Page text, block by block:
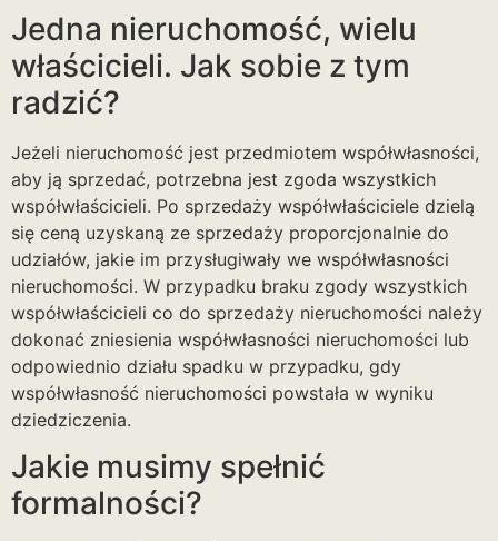
Jedna nieruchomość, wielu
właścicieli. Jak sobie z tym
radzić?
Jeżeli nieruchomość jest przedmiotem współwłasności,
aby ją sprzedać, potrzebna jest zgoda wszystkich
współwłaścicieli. Po sprzedaży współwłaściciele dzielą
się ceną uzyskaną ze sprzedaży proporcjonalnie do
udziałów, jakie im przysługiwały we współwłasności
nieruchomości. W przypadku braku zgody wszystkich
współwłaścicieli co do sprzedaży nieruchomości należy
dokonać zniesienia współwłasności nieruchomości lub
odpowiednio działu spadku w przypadku, gdy
współwłasność nieruchomości powstała w wyniku
dziedziczenia.
Jakie musimy spełnić
formalności?